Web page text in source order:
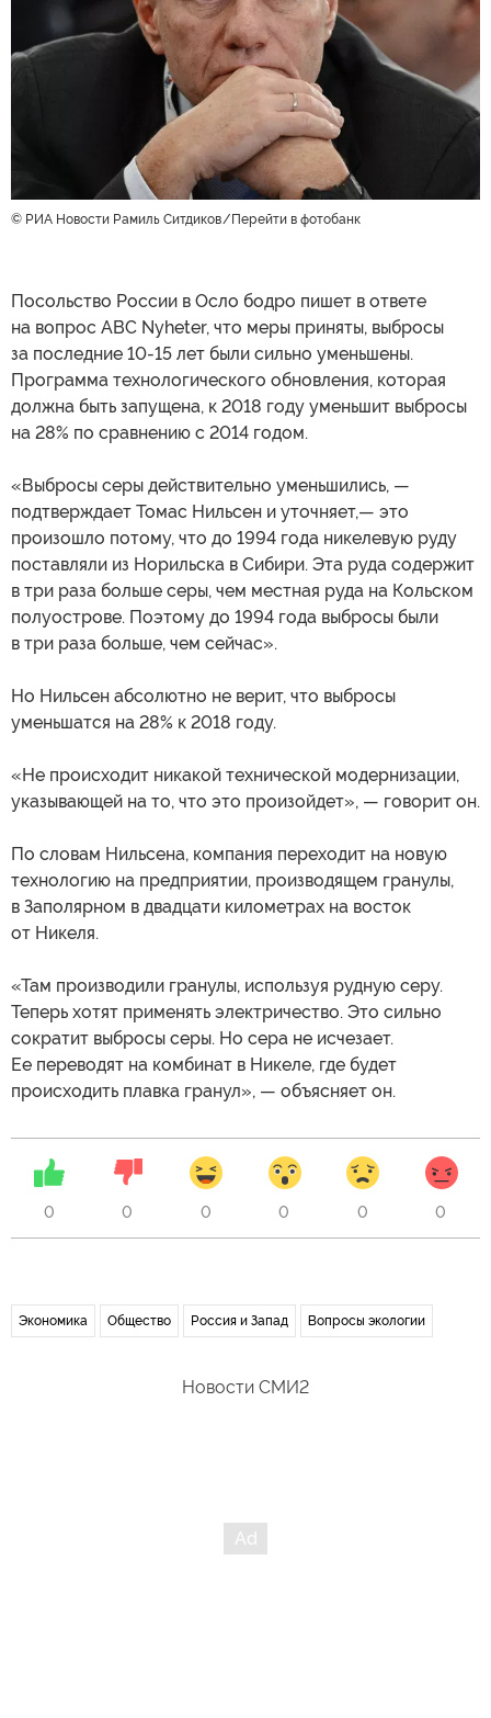
© РИА Новости Рамиль Ситдиков Перейти в фотобанк
Посольство России в Осло бодро пишет в ответе
на вопрос ABC Nyheter, что меры приняты, выбросы
за последние 10-15 лет были сильно уменьшены.
Программа технологического обновления, которая
должна быть запущена, к 2018 году уменьшит выбросы
на 28% по сравнению с 2014 годом.
«Выбросы серы действительно уменьшились, —
подтверждает Томас Нильсен и уточняет,— это
произошло потому, что до 1994 года никелевую руду
поставляли из Норильска в Сибири. Эта руда содержит
в три раза больше серы, чем местная руда на Кольском
полуострове. Поэтому до 1994 года выбросы были
в три раза больше, чем сейчас».
Но Нильсен абсолютно не верит, что выбросы
уменьшатся на 28% к 2018 году.
«Не происходит никакой технической модернизации,
указывающей на то, что это произойдет», — говорит он.
По словам Нильсена, компания переходит на новую
технологию на предприятии, производящем гранулы,
в Заполярном в двадцати километрах на восток
от Никеля.
«Там производили гранулы, используя рудную серу.
Теперь хотят применять электричество. Это сильно
сократит выбросы серы. Но сера не исчезает.
Ее переводят на комбинат в Никеле, где будет
происходить плавка гранул», — объясняет он.
0 0 0 0 0 0
Экономика Общество Россия и Запад Вопросы экологии
Новости СМИ2